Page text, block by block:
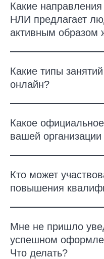
Какие направления
НЛИ предлагает
активным образом
Какие типы
онлайн?
Какое
вашей организации
Кто может
повышения
Мне не пришло
успешном
Что делать?